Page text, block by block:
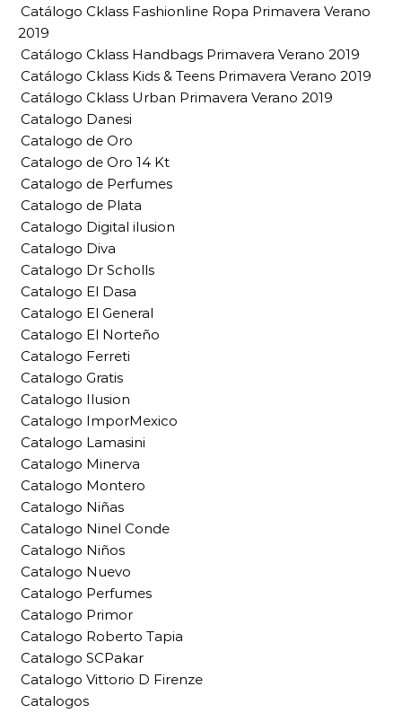
Catálogo Cklass Fashionline Ropa Primavera Verano
2019
Catálogo Cklass Handbags Primavera Verano 2019
Catálogo Cklass Kids & Teens Primavera Verano 2019
Catálogo Cklass Urban Primavera Verano 2019
Catalogo Danesi
Catalogo de Oro
Catalogo de Oro 14 Kt
Catalogo de Perfumes
Catalogo de Plata
Catalogo Digital ilusion
Catalogo Diva
Catalogo Dr Scholls
Catalogo El Dasa
Catalogo El General
Catalogo El Norteño
Catalogo Ferreti
Catalogo Gratis
Catalogo Ilusion
Catalogo ImporMexico
Catalogo Lamasini
Catalogo Minerva
Catalogo Montero
Catalogo Niñas
Catalogo Ninel Conde
Catalogo Niños
Catalogo Nuevo
Catalogo Perfumes
Catalogo Primor
Catalogo Roberto Tapia
Catalogo SCPakar
Catalogo Vittorio D Firenze
Catalogos